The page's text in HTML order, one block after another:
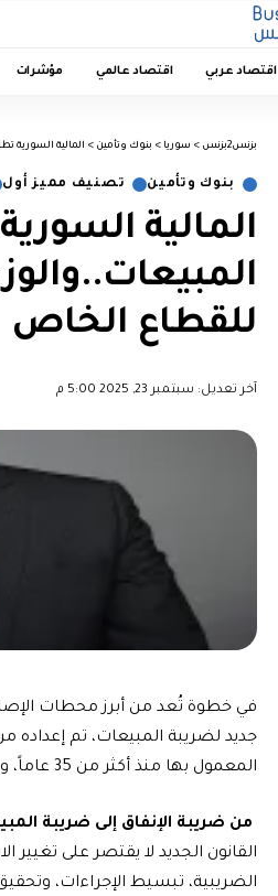
اقتصاد عربي اقتصاد عالمي مؤشرات
بزنس2بزنس > سوريا > بنوك وتأمين > المالية
بنوك وتأمين تصنيف مميز أول
المالية
للقطاع الخاص
آخر تعديل: سبتمبر 23, 2025 5:00 م
في خطوة تُعد من أبرز محطات
جديد لضريبة المبيعات، تم إعداده
المعمول بها منذ أكثر من 35 عاماً، ويمهد الطريق نحو تطبيق ضريبة القيمة المضافة.
من ضريبة الإنفاق إلى ضريبة
القانون الجديد لا يقتصر على
الضريبية، تبسيط الإجراءات،